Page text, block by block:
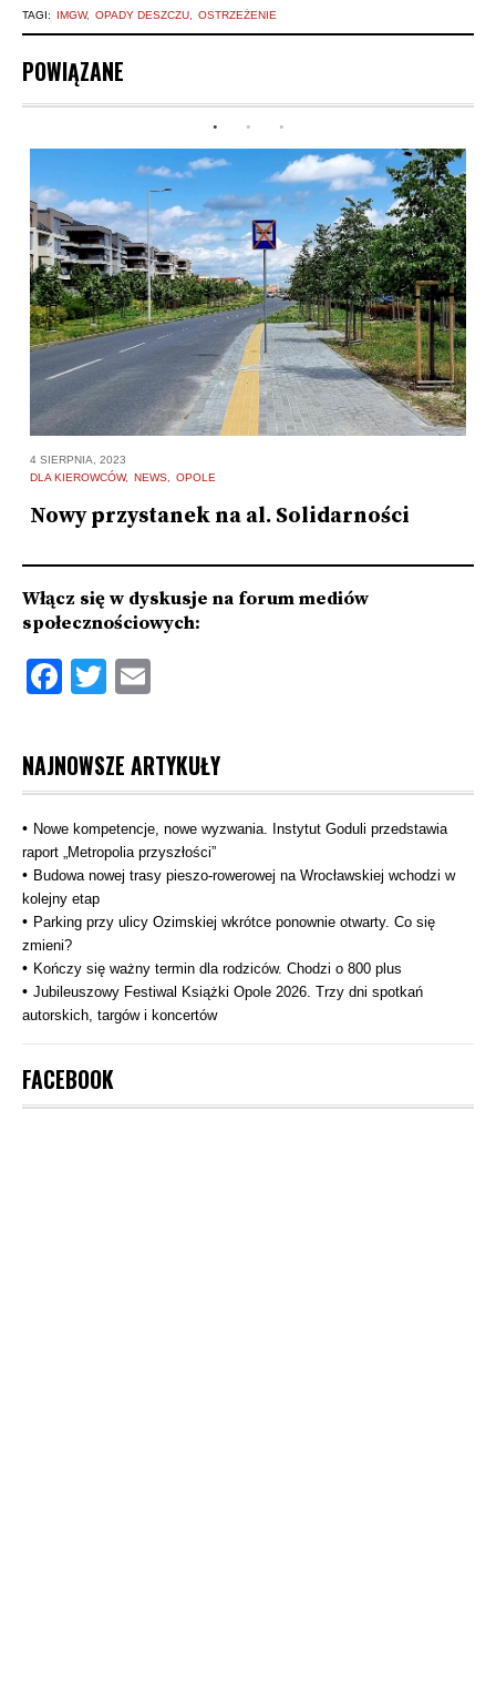
TAGI: IMGW OPADY DESZCZU OSTRZEŻENIE
POWIĄZANE
4 SIERPNIA, 2023
DLA KIEROWCÓW
NEWS OPOLE
Nowy przystanek na al. Solidarności
Włącz się w dyskusje na forum mediów
społecznościowych:
Facebook
Twitter
NAJNOWSZE ARTYKUŁY
Nowe kompetencje, nowe wyzwania. Instytut Goduli przedstawia
raport „Metropolia przyszłości”
Budowa nowej trasy pieszo‑rowerowej na Wrocławskiej wchodzi w
kolejny etap
Parking przy ulicy Ozimskiej wkrótce ponownie otwarty. Co się
zmieni?
Kończy się ważny termin dla rodziców. Chodzi o 800 plus
Jubileuszowy Festiwal Książki Opole 2026. Trzy dni spotkań
autorskich, targów i koncertów
FACEBOOK